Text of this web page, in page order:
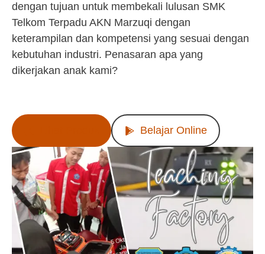
dengan tujuan untuk membekali lulusan SMK
Telkom Terpadu AKN Marzuqi dengan
keterampilan dan kompetensi yang sesuai dengan
kebutuhan industri. Penasaran apa yang
dikerjakan anak kami?
Belajar Online